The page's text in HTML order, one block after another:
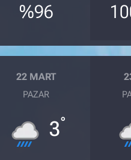
%96
22 MART
PAZAR
3°